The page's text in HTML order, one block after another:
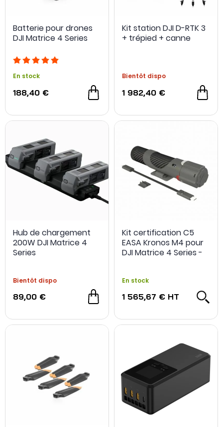
Batterie pour drones
DJI Matrice 4 Series
En stock
188,40 €
Kit station DJI D-RTK 3
+ trépied + canne
Bientôt dispo
1 982,40 €
Hub de chargement
200W DJI Matrice 4
Series
Bientôt dispo
89,00 €
Kit certification C5
EASA Kronos M4 pour
DJI Matrice 4 Series -
En stock
1 565,67 € HT